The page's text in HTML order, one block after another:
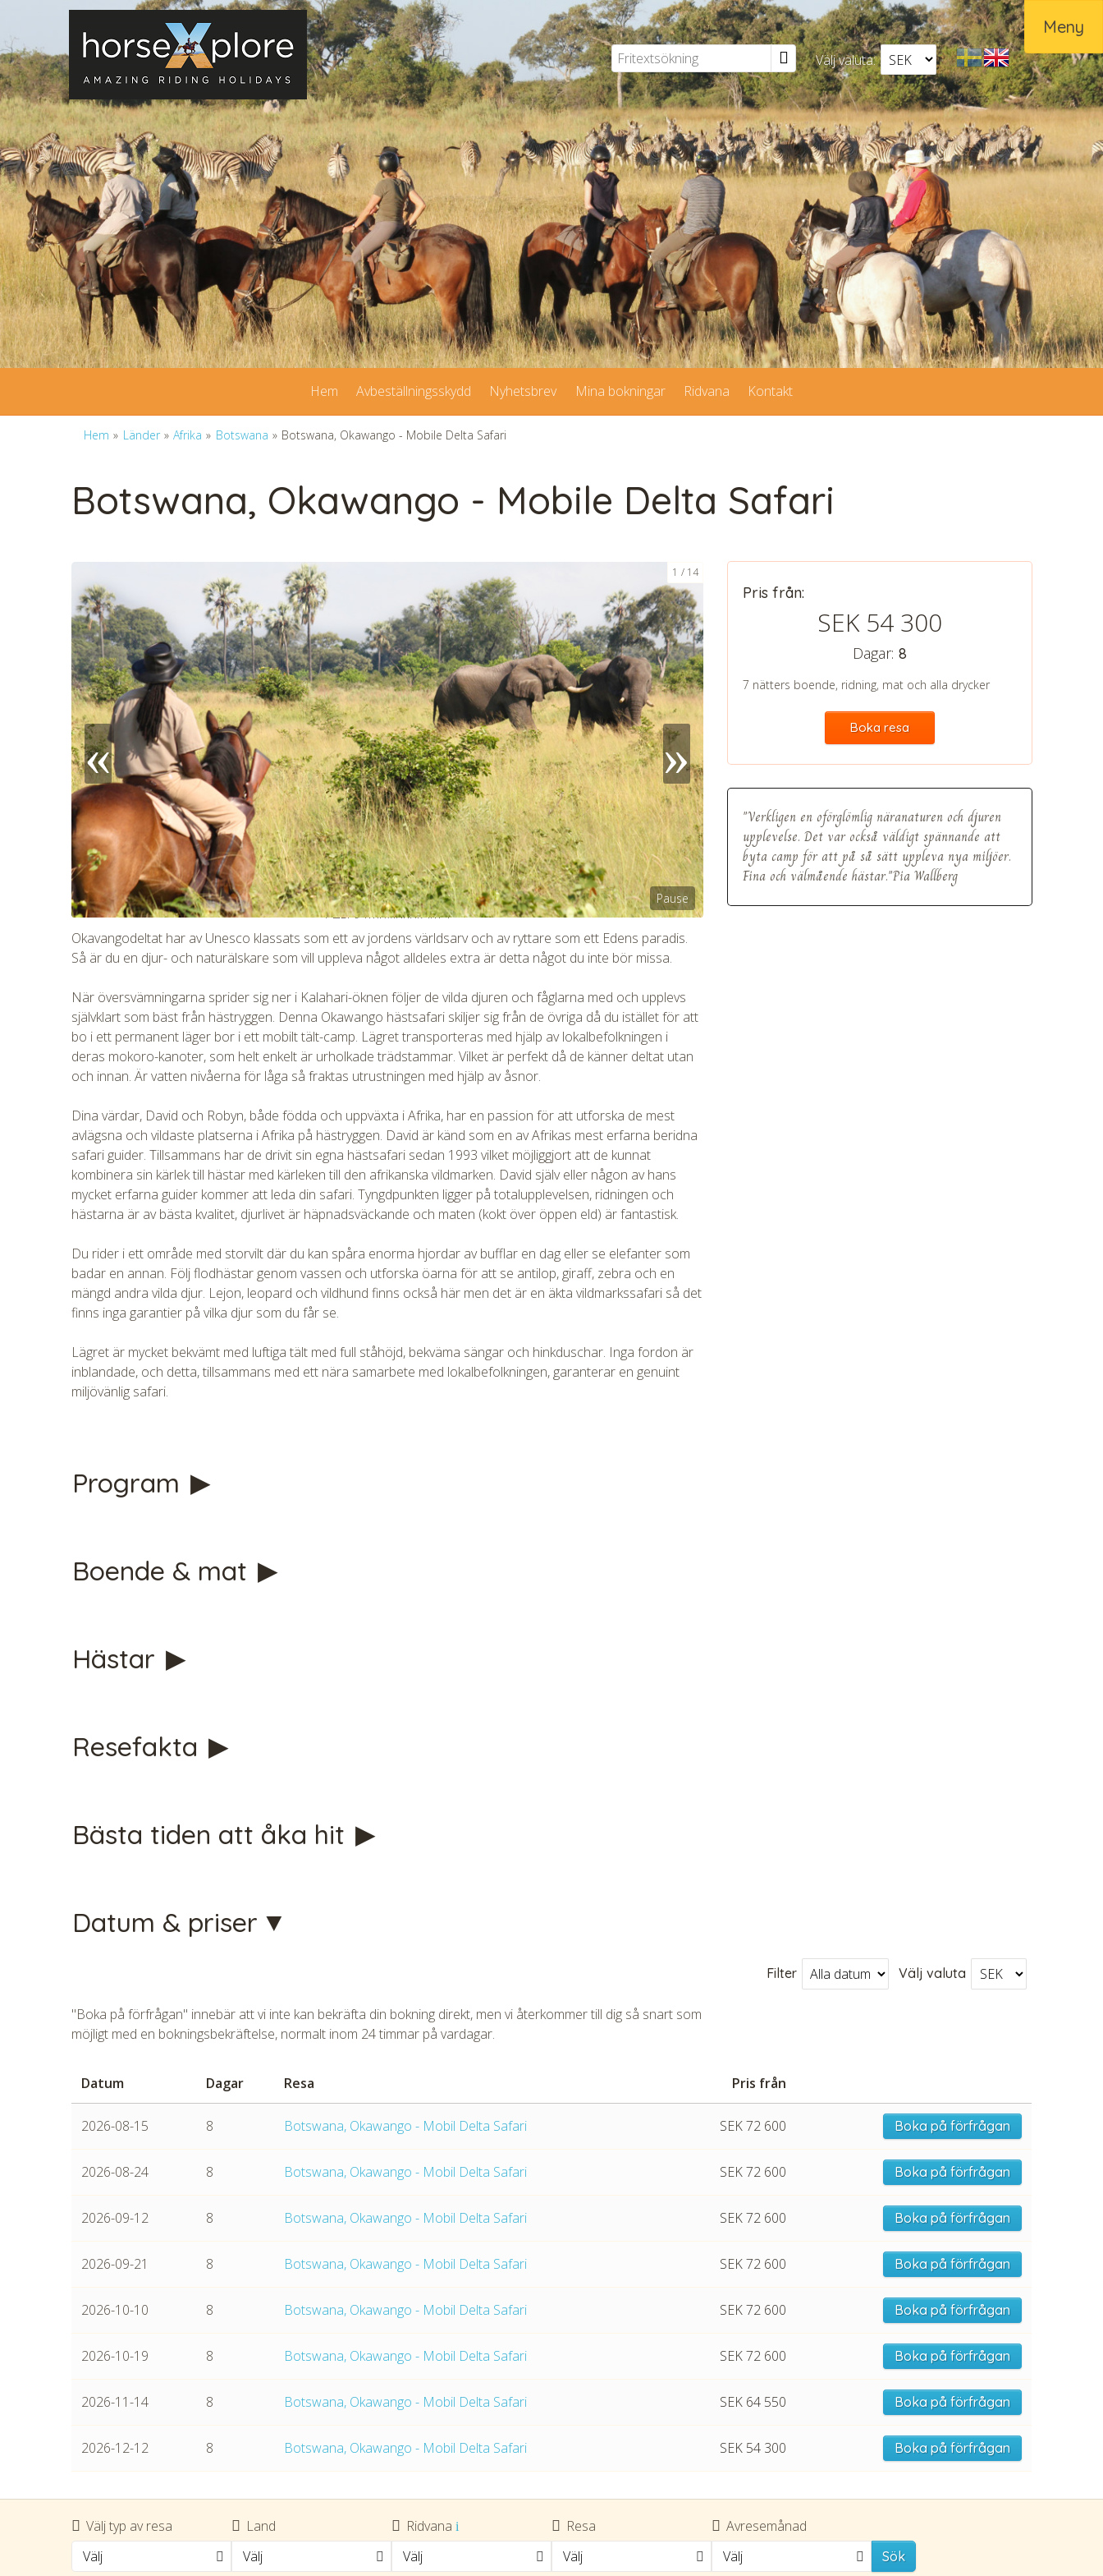
SvenskaEnglish
Välj valuta:
Flyg/Hyrbil Meny
Hem Avbeställningsskydd Nyhetsbrev Mina bokningar Ridvana Kontakt
Hem » Länder » Afrika » Botswana » Botswana, Okawango - Mobile Delta Safari
Botswana, Okawango - Mobile Delta Safari
CHECK tmpVideoPath=!
CHECK tmpVideoPath=!
Pause
1 14
Okavangodeltat har av Unesco klassats som ett av jordens världsarv och av ryttare som ett Edens paradis.
Så är du en djur- och naturälskare som vill uppleva något alldeles extra är detta något du inte bör missa.
När översvämningarna sprider sig ner i Kalahari-öknen följer de vilda djuren och fåglarna med och upplevs
självklart som bäst från hästryggen. Denna Okawango hästsafari skiljer sig från de övriga då du istället för att
bo i ett permanent läger bor i ett mobilt tält-camp. Lägret transporteras med hjälp av lokalbefolkningen i
deras mokoro-kanoter, som helt enkelt är urholkade trädstammar. Vilket är perfekt då de känner deltat utan
och innan. Är vatten nivåerna för låga så fraktas utrustningen med hjälp av åsnor.
Dina värdar, David och Robyn, både födda och uppväxta i Afrika, har en passion för att utforska de mest
avlägsna och vildaste platserna i Afrika på hästryggen. David är känd som en av Afrikas mest erfarna beridna
safari guider. Tillsammans har de drivit sin egna hästsafari sedan 1993 vilket möjliggjort att de kunnat
kombinera sin kärlek till hästar med kärleken till den afrikanska vildmarken. David själv eller någon av hans
mycket erfarna guider kommer att leda din safari. Tyngdpunkten ligger på totalupplevelsen, ridningen och
hästarna är av bästa kvalitet, djurlivet är häpnadsväckande och maten (kokt över öppen eld) är fantastisk.
Du rider i ett område med storvilt där du kan spåra enorma hjordar av bufflar en dag eller se elefanter som
badar en annan. Följ flodhästar genom vassen och utforska öarna för att se antilop, giraff, zebra och en
mängd andra vilda djur. Lejon, leopard och vildhund finns också här men det är en äkta vildmarkssafari så det
finns inga garantier på vilka djur som du får se.
Lägret är mycket bekvämt med luftiga tält med full ståhöjd, bekväma sängar och hinkduschar. Inga fordon är
inblandade, och detta, tillsammans med ett nära samarbete med lokalbefolkningen, garanterar en genuint
miljövänlig safari.
Pris från:
SEK 54 300
Dagar: 8
7 nätters boende, ridning, mat och alla drycker
Boka resa
"Verkligen en oförglömlig näranaturen och djuren
upplevelse. Det var också väldigt spännande att
byta camp för att på så sätt uppleva nya miljöer.
Fina och välmående hästar."Pia Wallberg
Program
Boende & mat
Hästar
Resefakta
Bästa tiden att åka hit
Datum & priser
Välj valuta
Filter
"Boka på förfrågan" innebär att vi inte kan bekräfta din bokning direkt, men vi återkommer till dig så snart som
möjligt med en bokningsbekräftelse, normalt inom 24 timmar på vardagar.
Datum Dagar Resa Pris från
2026-08-15 8 Botswana, Okawango - Mobil Delta Safari SEK 72 600 Boka på förfrågan
2026-08-24 8 Botswana, Okawango - Mobil Delta Safari SEK 72 600 Boka på förfrågan
2026-09-12 8 Botswana, Okawango - Mobil Delta Safari SEK 72 600 Boka på förfrågan
2026-09-21 8 Botswana, Okawango - Mobil Delta Safari SEK 72 600 Boka på förfrågan
2026-10-10 8 Botswana, Okawango - Mobil Delta Safari SEK 72 600 Boka på förfrågan
2026-10-19 8 Botswana, Okawango - Mobil Delta Safari SEK 72 600 Boka på förfrågan
2026-11-14 8 Botswana, Okawango - Mobil Delta Safari SEK 64 550 Boka på förfrågan
2026-12-12 8 Botswana, Okawango - Mobil Delta Safari SEK 54 300 Boka på förfrågan
Välj typ av resa
Välj
Land
Välj
Ridvana
Välj
Resa
Välj
Avresemånad
Välj
Sök